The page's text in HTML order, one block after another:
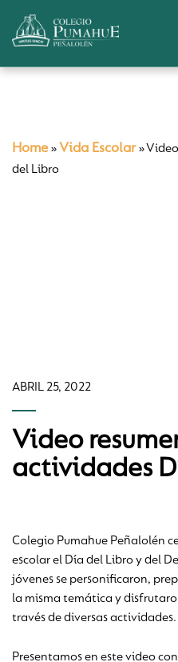
Home » Vida Escolar»
del Libro
ABRIL 25, 2022
Video
actividades
Colegio Pumahue Peñalolén
escolar el Día del Libro y del
jóvenes se personificaron,
la misma temática y
través de diversas actividades.
Presentamos en este video